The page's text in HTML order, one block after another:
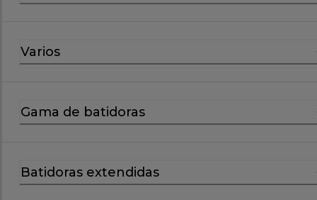
Varios
Gama de batidoras
Batidoras extendidas